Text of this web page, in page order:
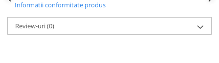
Informatii conformitate produs
Review-uri(0)